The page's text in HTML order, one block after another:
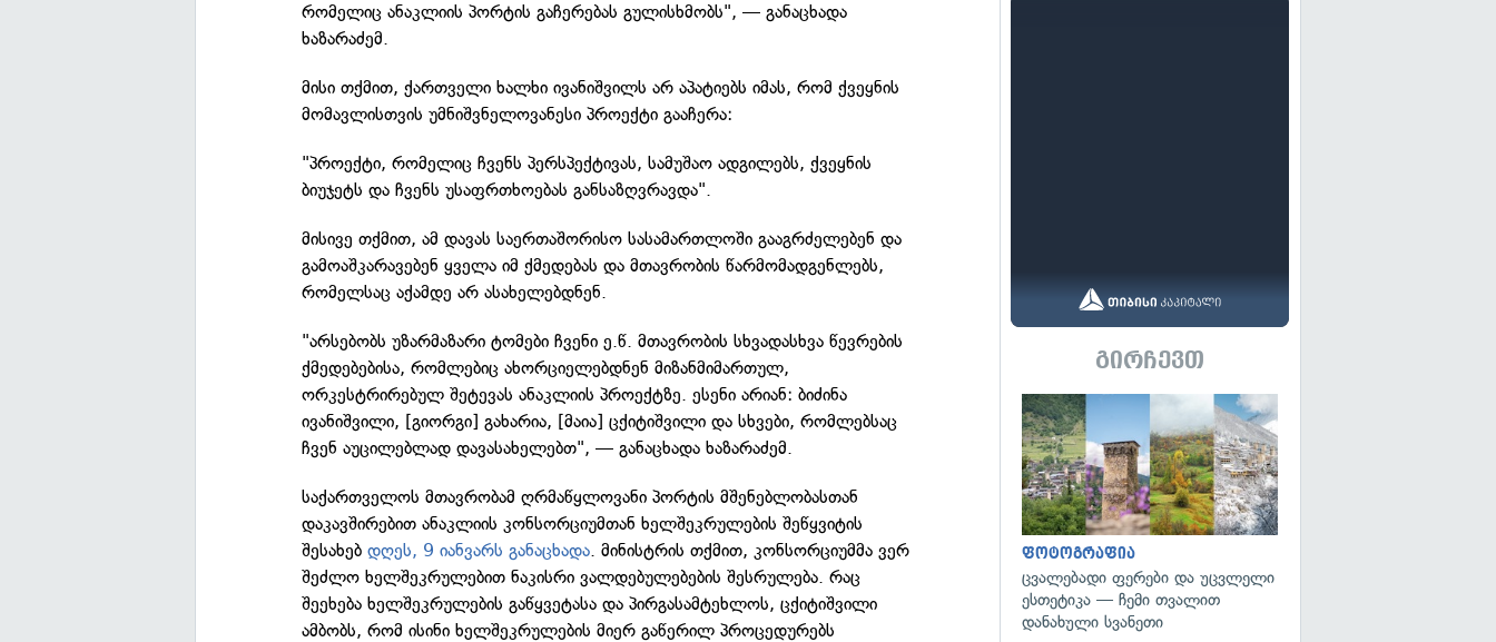
რომელიც ანაკლიის პორტის გაჩერებას გულისხმობს", — განაცხადა
ხაზარაძემ.
მისი თქმით, ქართველი ხალხი ივანიშვილს არ აპატიებს იმას, რომ ქვეყნის
მომავლისთვის უმნიშვნელოვანესი პროექტი გააჩერა:
"პროექტი, რომელიც ჩვენს პერსპექტივას, სამუშაო ადგილებს, ქვეყნის
ბიუჯეტს და ჩვენს უსაფრთხოებას განსაზღვრავდა".
მისივე თქმით, ამ დავას საერთაშორისო სასამართლოში გააგრძელებენ და
გამოაშკარავებენ ყველა იმ ქმედებას და მთავრობის წარმომადგენლებს,
რომელსაც აქამდე არ ასახელებდნენ.
"არსებობს უზარმაზარი ტომები ჩვენი ე.წ. მთავრობის სხვადასხვა წევრების
ქმედებებისა, რომლებიც ახორციელებდნენ მიზანმიმართულ,
ორკესტრირებულ შეტევას ანაკლიის პროექტზე. ესენი არიან: ბიძინა
ივანიშვილი, [გიორგი] გახარია, [მაია] ცქიტიშვილი და სხვები, რომლებსაც
ჩვენ აუცილებლად დავასახელებთ", — განაცხადა ხაზარაძემ.
საქართველოს მთავრობამ ღრმაწყლოვანი პორტის მშენებლობასთან
დაკავშირებით ანაკლიის კონსორციუმთან ხელშეკრულების შეწყვიტის
შესახებდღეს, 9 იანვარს განაცხადა. მინისტრის თქმით, კონსორციუმმა ვერ
შეძლო ხელშეკრულებით ნაკისრი ვალდებულებების შესრულება. რაც
შეეხება ხელშეკრულების გაწყვეტასა და პირგასამტეხლოს, ცქიტიშვილი
ამბობს, რომ ისინი ხელშეკრულების მიერ გაწერილ პროცედურებს
გირჩევთ
ფოტოგრაფია
ცვალებადი ფერები და უცვლელი
ესთეტიკა — ჩემი თვალით
დანახული სვანეთი